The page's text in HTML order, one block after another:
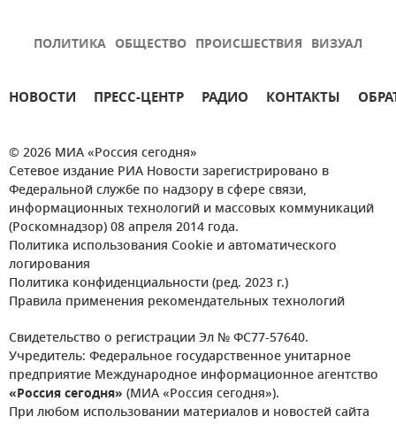
ПОЛИТИКА ОБЩЕСТВО ПРОИСШЕСТВИЯ ВИЗУАЛ
НОВОСТИ ПРЕСС-ЦЕНТР РАДИО КОНТАКТЫ
© 2026 МИА «Россия сегодня»
Сетевое издание РИА Новости зарегистрировано в
Федеральной службе по надзору в сфере связи,
информационных технологий и массовых коммуникаций
(Роскомнадзор) 08 апреля 2014 года.
Политика использования Cookie и автоматического
логирования
Политика конфиденциальности (ред. 2023 г.)
Правила применения рекомендательных технологий
Свидетельство о регистрации Эл № ФС77-57640.
Учредитель: Федеральное государственное унитарное
предприятие Международное информационное агентство
«Россия сегодня» (МИА «Россия сегодня»).
При любом использовании материалов и новостей сайта